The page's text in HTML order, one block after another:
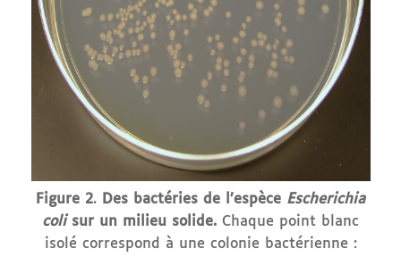
Figure 2. Des bactéries de l’espèce Escherichia
colisur un milieu solide. Chaque point blanc
isolé correspond à une colonie bactérienne :